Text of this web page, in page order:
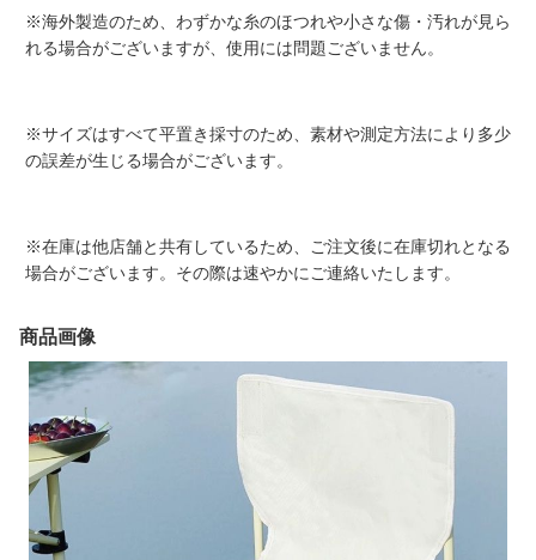
※海外製造のため、わずかな糸のほつれや小さな傷・汚れが見ら
れる場合がございますが、使用には問題ございません。
※サイズはすべて平置き採寸のため、素材や測定方法により多少
の誤差が生じる場合がございます。
※在庫は他店舗と共有しているため、ご注文後に在庫切れとなる
場合がございます。その際は速やかにご連絡いたします。
商品画像